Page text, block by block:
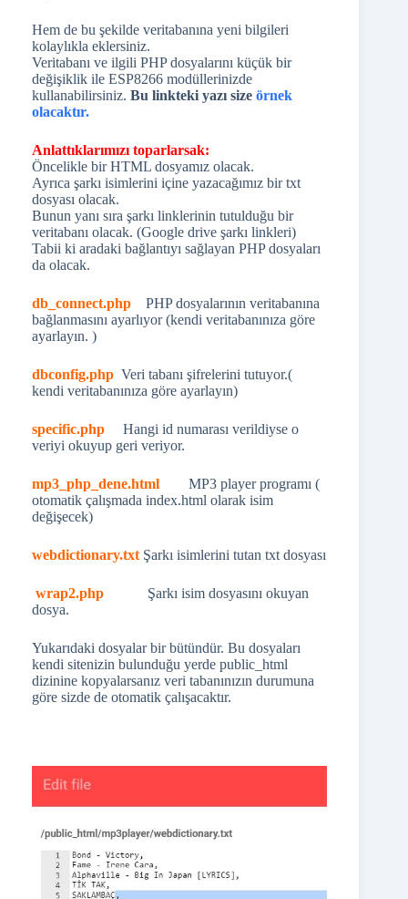
Hem de bu şekilde veritabanına yeni bilgileri
kolaylıkla eklersiniz.
Veritabanı ve ilgili PHP dosyalarını küçük bir
değişiklik ile ESP8266 modüllerinizde
kullanabilirsiniz. Bu linkteki yazı size örnek
olacaktır.
Anlattıklarımızı toparlarsak:
Öncelikle bir HTML dosyamız olacak.
Ayrıca şarkı isimlerini içine yazacağımız bir txt
dosyası olacak.
Bunun yanı sıra şarkı linklerinin tutulduğu bir
veritabanı olacak. (Google drive şarkı linkleri)
Tabii ki aradaki bağlantıyı sağlayan PHP dosyaları
da olacak.
db_connect.php PHP dosyalarının veritabanına
bağlanmasını ayarlıyor (kendi veritabanınıza göre
ayarlayın. )
dbconfig.php Veri tabanı şifrelerini tutuyor.(
kendi veritabanınıza göre ayarlayın)
specific.php Hangi id numarası verildiyse o
veriyi okuyup geri veriyor.
mp3_php_dene.html
MP3 player programı (
otomatik çalışmada index.html olarak isim
değişecek)
webdictionary.txt Şarkı isimlerini tutan txt dosyası
wrap2.php
Şarkı isim dosyasını okuyan
dosya.
Yukarıdaki dosyalar bir bütündür. Bu dosyaları
kendi sitenizin bulunduğu yerde public_html
dizinine kopyalarsanız veri tabanınızın durumuna
göre sizde de otomatik çalışacaktır.